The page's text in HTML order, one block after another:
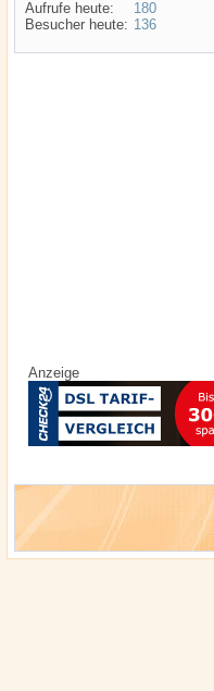
Aufrufe heute:
Besucher heute:
180
136
Anzeige